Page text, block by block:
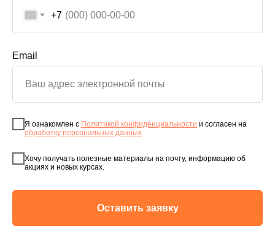
+7
Email
Я ознакомлен с Политикой конфиденциальности и согласен на
обработку персональных данных
Хочу получать полезные материалы на почту, информацию об
акциях и новых курсах.
Оставить заявку